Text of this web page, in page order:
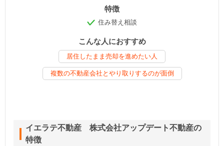
特徴
住み替え相談
こんな人におすすめ
居住したまま売却を進めたい人
複数の不動産会社とやり取りするのが面倒
イエラテ不動産 株式会社アップデート不動産の
特徴